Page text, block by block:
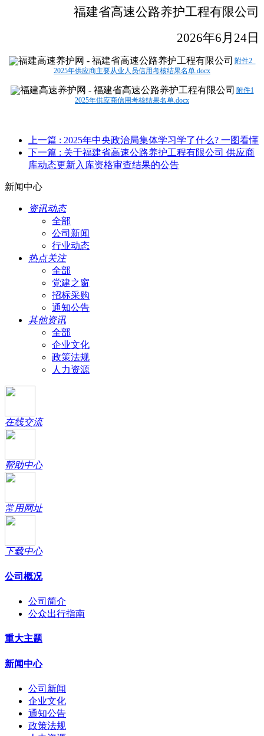
福建省高速公路养护工程有限公司
2026年6月24日
附件2
2025年供应商主要从业人员信用考核结果名单.docx
附件1
2025年供应商信用考核结果名单.docx
上一篇 : 2025年中央政治局集体学习学了什么? 一图看懂
下一篇 : 关于福建省高速公路养护工程有限公司 供应商
库动态更新入库资格审查结果的公告
新闻中心
资讯动态
全部
公司新闻
行业动态
热点关注
全部
党建之窗
招标采购
通知公告
其他资讯
全部
企业文化
政策法规
人力资源
在线交流
帮助中心
常用网址
下载中心
公司概况
公司简介
公众出行指南
重大主题
新闻中心
公司新闻
企业文化
通知公告
政策法规